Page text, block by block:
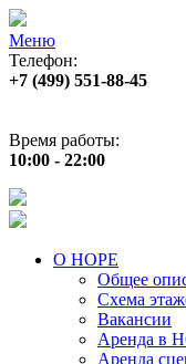
Меню
Телефон:
+7 (499) 551‑88‑45
Время работы:
10:00 - 22:00
О НОРЕ
Общее
Схема
Вакансии
Аренда в
Аренда